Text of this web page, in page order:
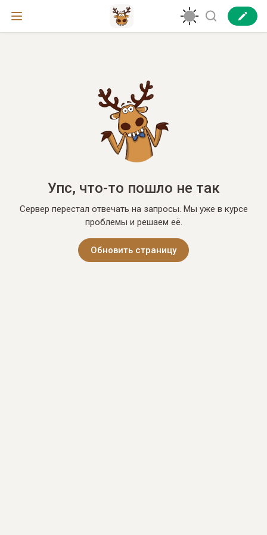
Упс, что-то пошло не так
Сервер перестал отвечать на запросы. Мы уже в курсе
проблемы и решаем её.
Обновить страницу